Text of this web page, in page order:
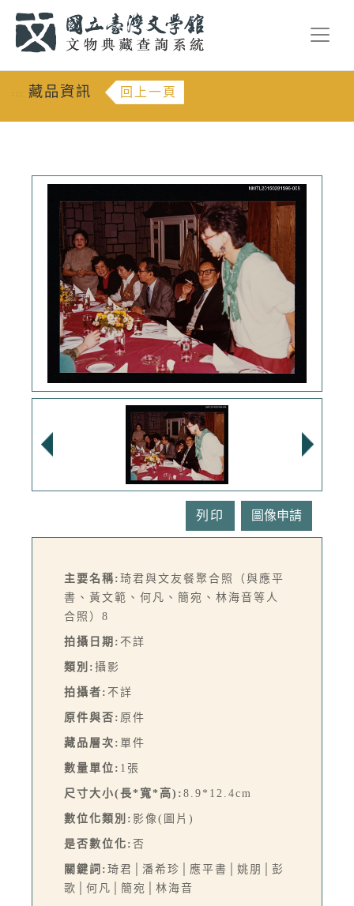
::: 藏品資訊 回上一頁
列印
主要名稱: 琦君與文友餐聚合照（與應平
書、黃文範、何凡、簡宛、林海音等人
合照）8
拍攝日期: 不詳
類別: 攝影
拍攝者: 不詳
原件與否: 原件
藏品層次: 單件
數量單位: 1張
尺寸大小(長*寬*高): 8.9*12.4cm
數位化類別: 影像(圖片)
是否數位化: 否
關鍵詞: 琦君│潘希珍│應平書│姚朋│彭
歌│何凡│簡宛│林海音